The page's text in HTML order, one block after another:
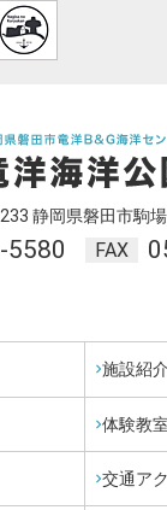
静岡県磐田市駒
5580 FAX
施設紹介
体験教室
交通ア